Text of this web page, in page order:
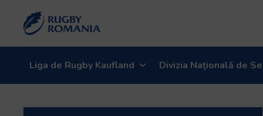
in
reader.
Liga de Rugby Kaufland Divizia Națională de